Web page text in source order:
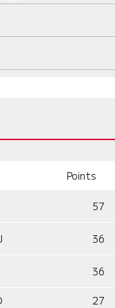
Points
57
36
36
27